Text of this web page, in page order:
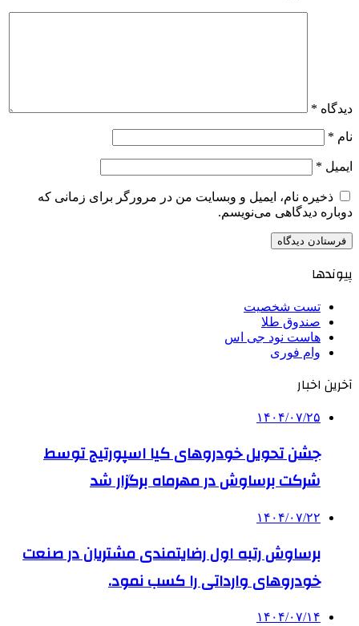
دیدگاه *
نام *
ایمیل *
ذخیره نام، ایمیل و وبسایت من در مرورگر برای زمانی که
دوباره دیدگاهی می‌نویسم.
پیوندها
تست شخصیت
صندوق طلا
هاست نود جی اس
وام فوری
آخرین اخبار
۱۴۰۴/۰۷/۲۵
جشن تحویل خودروهای کیا اسپورتیج توسط
شرکت برساوش در مهرماه برگزار شد
۱۴۰۴/۰۷/۲۲
برساوش رتبه اول رضایتمندی مشتریان در صنعت
خودروهای وارداتی را کسب نمود.
۱۴۰۴/۰۷/۱۴